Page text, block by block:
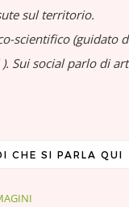
sul territorio.
scientifico (guidato
). Sui social parlo di
CHE SI PARLA QUI